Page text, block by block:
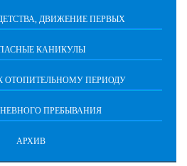
ДВИЖЕНИЕ ПЕРВЫХ
КАНИКУЛЫ
ОТОПИТЕЛЬНОМУ ПЕРИОДУ
ПРЕБЫВАНИЯ
АРХИВ